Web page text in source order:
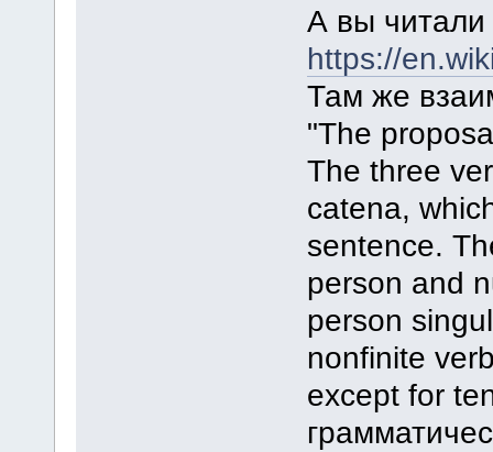
А вы читали
https://
Там же
"The
The three
catena,
sentence.
person and
person
nonfinite
except for